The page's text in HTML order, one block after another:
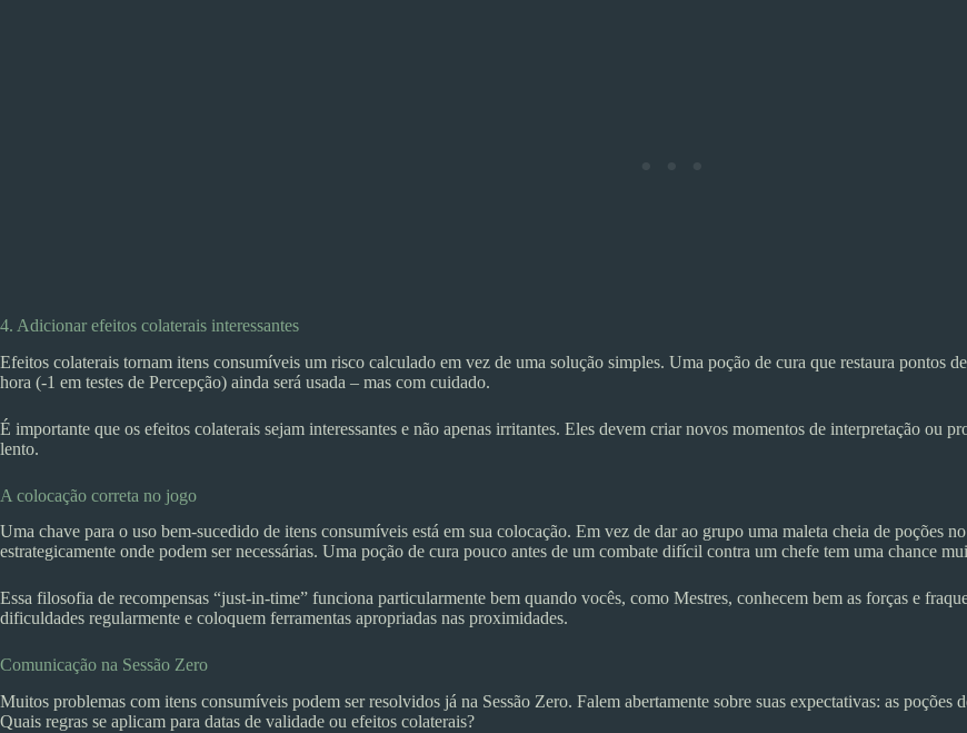
4. Adicionar efeitos colaterais interessantes
Efeitos colaterais tornam itens consumíveis um risco calculado em vez de uma solução simples. Uma poção de cura que restaura pontos
hora (-1 em testes de Percepção) ainda será usada – mas com cuidado.
É importante que os efeitos colaterais sejam interessantes e não apenas irritantes. Eles devem criar novos momentos de interpretação ou
lento.
A colocação correta no jogo
Uma chave para o uso bem-sucedido de itens consumíveis está em sua colocação. Em vez de dar ao grupo uma maleta cheia de poções
estrategicamente onde podem ser necessárias. Uma poção de cura pouco antes de um combate difícil contra um chefe tem uma chance
Essa filosofia de recompensas “just-in-time” funciona particularmente bem quando vocês, como Mestres, conhecem bem as forças e
dificuldades regularmente e coloquem ferramentas apropriadas nas proximidades.
Comunicação na Sessão Zero
Muitos problemas com itens consumíveis podem ser resolvidos já na Sessão Zero. Falem abertamente sobre suas expectativas: as poções
Quais regras se aplicam para datas de validade ou efeitos colaterais?